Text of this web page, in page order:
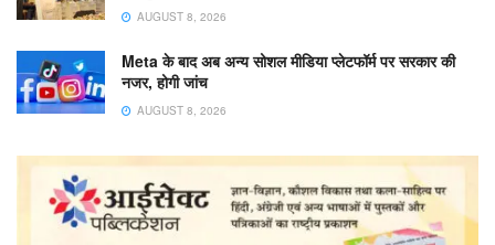
AUGUST 8, 2026
Meta के बाद अब अन्य सोशल मीडिया प्लेटफॉर्म पर सरकार की
नजर, होगी जांच
AUGUST 8, 2026